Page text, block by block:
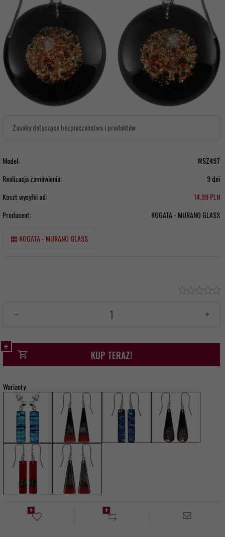
Zasoby dotyczące bezpieczeństwa i produktów
Model:
WSZ497
Realizacja zamówienia:
9 dni
Koszt wysyłki od:
14.99 PLN
Producent:
KOGATA - MURANO GLASS
KOGATA - MURANO GLASS
KUP TERAZ!
Warianty